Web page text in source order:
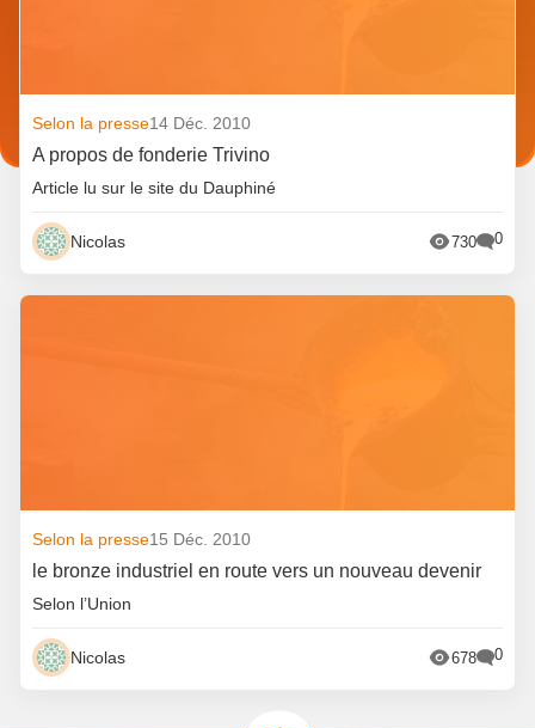
Selon la presse14 Déc. 2010
A propos de fonderie Trivino
Article lu sur le site du Dauphiné
Nicolas 730 0
Selon la presse15 Déc. 2010
le bronze industriel en route vers un nouveau devenir
Selon l’Union
Nicolas 678 0